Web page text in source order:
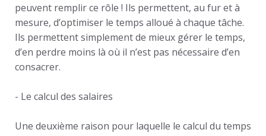
peuvent remplir ce rôle ! Ils permettent, au fur et à
mesure, d’optimiser le temps alloué à chaque tâche.
Ils permettent simplement de mieux gérer le temps,
d’en perdre moins là où il n’est pas nécessaire d’en
consacrer.
- Le calcul des salaires
Une deuxième raison pour laquelle le calcul du temps